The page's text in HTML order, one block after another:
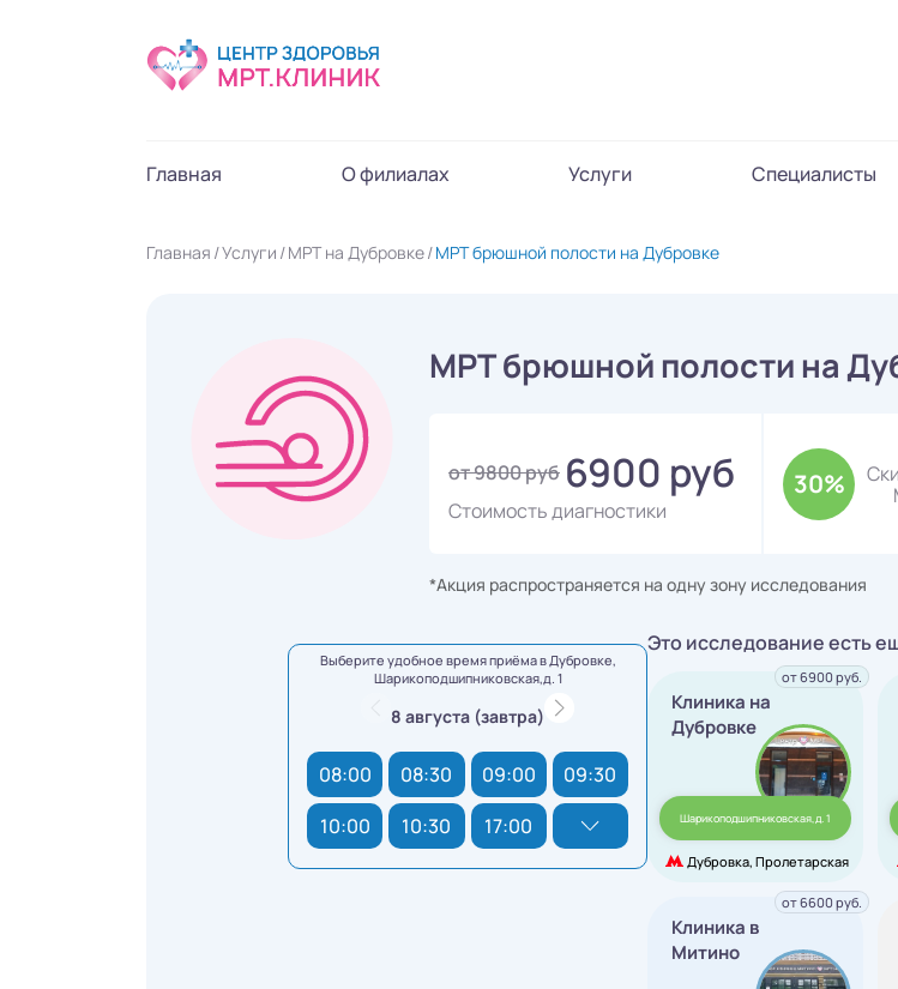
Главная О филиалах Услуги Специалисты
Главная Услуги МРТ на Дубровке МРТ брюшной полости на Дубровке
МРТ брюшной полости на
от 9800 руб 6900 руб
Стоимость диагностики
30%
*Акция распространяется на одну зону исследования
Выберите удобное время приёма в Дубровке,
Шарикоподшипниковская,д. 1
8 августа (завтра)
08:00 08:30 09:00
09:30
10:00
10:30 17:00
Это исследование есть
Клиника на
Дубровке
Шарикоподшипниковская,д. 1
Дубровка, Пролетарская
от 6900 руб.
Клиника в
Митино
от 6600 руб.